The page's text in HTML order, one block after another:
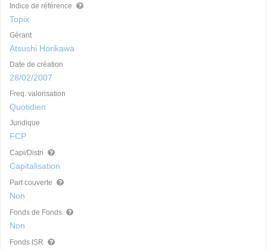
Indice de référence
Topix
Gérant
Atsushi Horikawa
Date de création
28/02/2007
Freq. valorisation
Quotidien
Juridique
FCP
Capi/Distri
Capitalisation
Part couverte
Non
Fonds de Fonds
Non
Fonds ISR